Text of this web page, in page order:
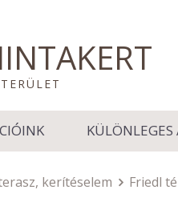
kerítéselem Friedl